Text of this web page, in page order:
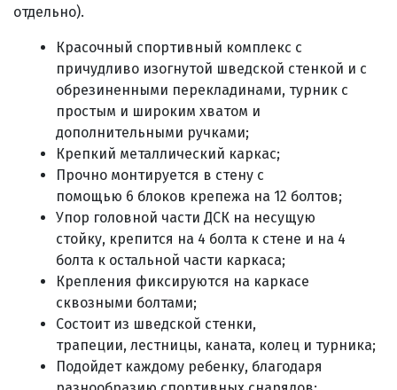
отдельно).
Красочный спортивный комплекс с
причудливо изогнутой шведской стенкой и с
обрезиненными перекладинами, турник с
простым и широким хватом и
дополнительными ручками;
Крепкий металлический каркас;
Прочно монтируется в стену с
помощью 6 блоков крепежа на 12 болтов;
Упор головной части ДСК на несущую
стойку, крепится на 4 болта к стене и на 4
болта к остальной части каркаса;
Крепления фиксируются на каркасе
сквозными болтами;
Состоит из шведской стенки,
трапеции, лестницы, каната, колец и турника;
Подойдет каждому ребенку, благодаря